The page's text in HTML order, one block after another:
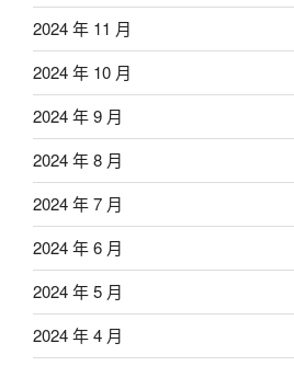
2024 年 11 月
2024 年 10 月
2024 年 9 月
2024 年 8 月
2024 年 7 月
2024 年 6 月
2024 年 5 月
2024 年 4 月